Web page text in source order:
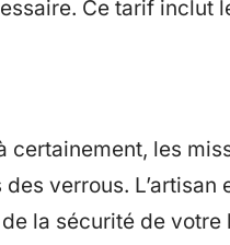
Ce tarif inclut
certainement, les
verrous.
la sécurité de